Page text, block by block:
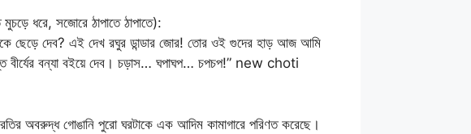
ধরে, সজোরে ঠাপাতে ঠাপাতে):
ছেড়ে দেব? এই দেখ রঘুর ডান্ডার জোর! তোর ওই গুদের হাড় আজ আমি
বন্যা বইয়ে দেব। চড়াস… ঘপাঘপ… চপচপ!” new choti
অবরুদ্ধ গোঙানি পুরো ঘরটাকে এক আদিম কামাগারে পরিণত করেছে।